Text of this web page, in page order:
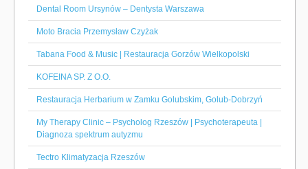
Dental Room Ursynów – Dentysta Warszawa
Moto Bracia Przemysław Czyżak
Tabana Food & Music | Restauracja Gorzów Wielkopolski
KOFEINA SP. Z O.O.
Restauracja Herbarium w Zamku Golubskim, Golub-Dobrzyń
My Therapy Clinic – Psycholog Rzeszów | Psychoterapeuta |
Diagnoza spektrum autyzmu
Tectro Klimatyzacja Rzeszów